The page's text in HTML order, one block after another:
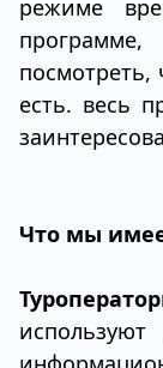
режиме
посмотреть,
есть. весь
Что мы